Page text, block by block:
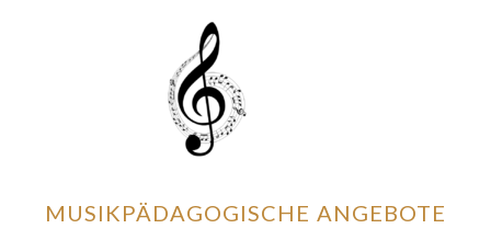
MUSIKPÄDAGOGISCHE ANGEBOTE